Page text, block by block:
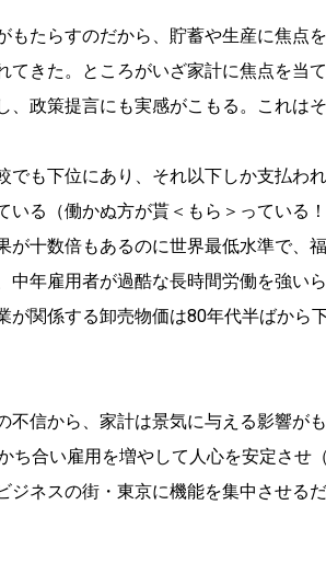
たらすのだから、貯蓄や生産に焦点
きた。ところがいざ家計に焦点を当
政策提言にも実感がこもる。これはそ
も下位にあり、それ以下しか支払わ
る（働かぬ方が貰＜もら＞っている
十数倍もあるのに世界最低水準で、
年雇用者が過酷な長時間労働を強い
関係する卸売物価は80年代半ばから
信から、家計は景気に与える影響が
ち合い雇用を増やして人心を安定させ
ネスの街・東京に機能を集中させる